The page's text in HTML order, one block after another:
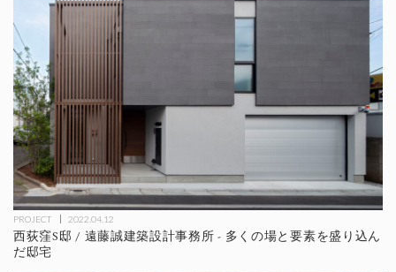
PROJECT 2022.04.12
西荻窪S邸 / 遠藤誠建築設計事務所 - 多くの場と要素を盛り込ん
だ邸宅